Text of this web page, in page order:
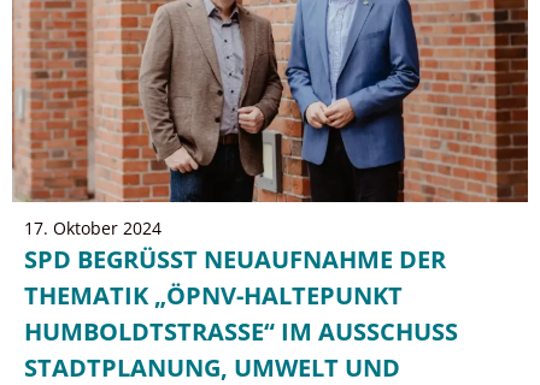
17. Oktober 2024
SPD BEGRÜSST NEUAUFNAHME DER
THEMATIK „ÖPNV-HALTEPUNKT
HUMBOLDTSTRASSE“ IM AUSSCHUSS
STADTPLANUNG, UMWELT UND